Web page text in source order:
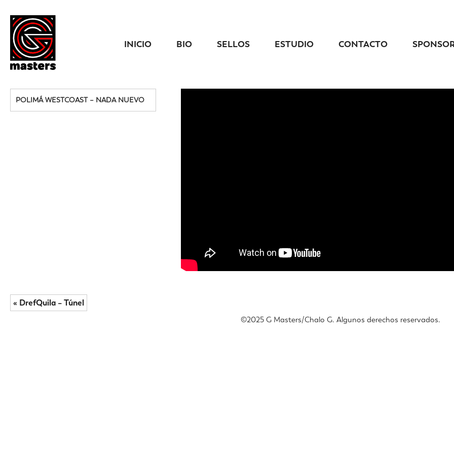
INICIO BIO SELLOS ESTUDIO CONTACTO
POLIMÁ WESTCOAST – NADA NUEVO
« DrefQuila – Túnel
©️2025 G Masters/Chalo G. Algunos derechos reservados.